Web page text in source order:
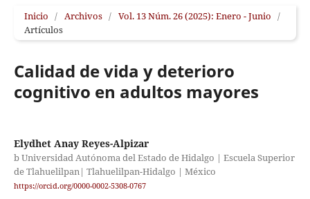
Inicio / Archivos / Vol. 13 Núm. 26 (2025): Enero - Junio /
Artículos
Calidad de vida y deterioro
cognitivo en adultos mayores
Elydhet Anay Reyes-Alpizar
b Universidad Autónoma del Estado de Hidalgo | Escuela Superior
de Tlahuelilpan| Tlahuelilpan-Hidalgo | México
https://orcid.org/0000-0002-5308-0767